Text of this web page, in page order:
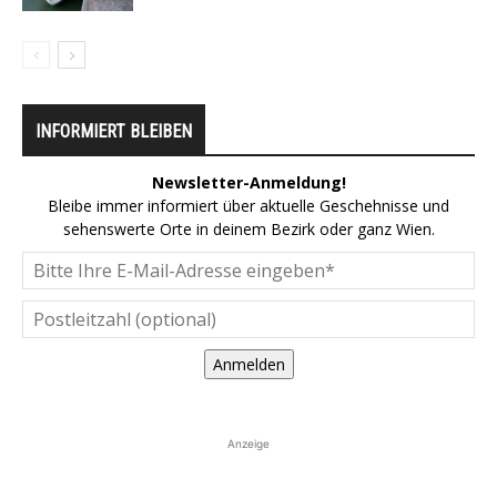
INFORMIERT BLEIBEN
Newsletter-Anmeldung!
Bleibe immer informiert über aktuelle Geschehnisse und
sehenswerte Orte in deinem Bezirk oder ganz Wien.
Anmelden
Anzeige